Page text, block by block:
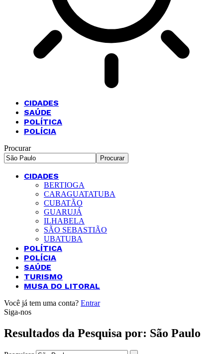
CIDADES
SAÚDE
POLÍTICA
POLÍCIA
Procurar
CIDADES
BERTIOGA
CARAGUATATUBA
CUBATÃO
GUARUJÁ
ILHABELA
SÃO SEBASTIÃO
UBATUBA
POLÍTICA
POLÍCIA
SAÚDE
TURISMO
MUSA DO LITORAL
Você já tem uma conta? Entrar
Siga-nos
Resultados da Pesquisa por: São Paulo